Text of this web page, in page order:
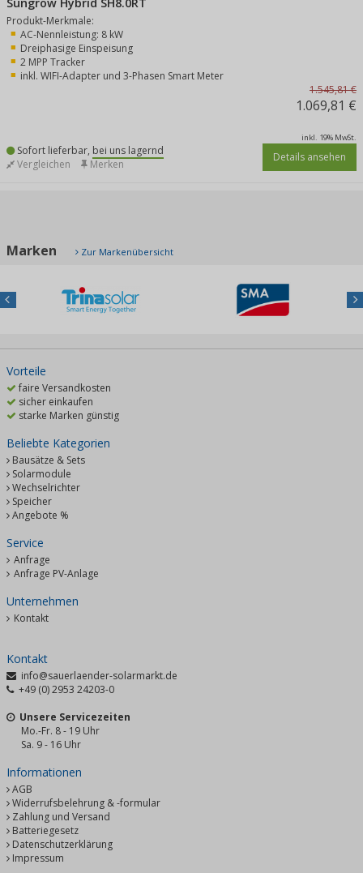
Produkt-Merkmale:
AC-Nennleistung: 8 kW
Dreiphasige Einspeisung
2 MPP Tracker
inkl. WIFI-Adapter und 3-Phasen Smart Meter
1.545,81 €
1.069,81 €
inkl. 19% MwSt.
Sofort lieferbar, bei uns lagernd Details ansehen
Vergleichen Merken
Marken Zur Markenübersicht
Vorteile
faire Versandkosten
sicher einkaufen
starke Marken günstig
Beliebte Kategorien
Bausätze & Sets
Solarmodule
Wechselrichter
Speicher
Angebote %
Service
Anfrage
Anfrage PV-Anlage
Unternehmen
Kontakt
Kontakt
info@sauerlaender-solarmarkt.de
+49 (0) 2953 24203-0
Unsere Servicezeiten
Mo.-Fr. 8 - 19 Uhr
Sa. 9 - 16 Uhr
Informationen
AGB
Widerrufsbelehrung & -formular
Zahlung und Versand
Batteriegesetz
Datenschutzerklärung
Impressum